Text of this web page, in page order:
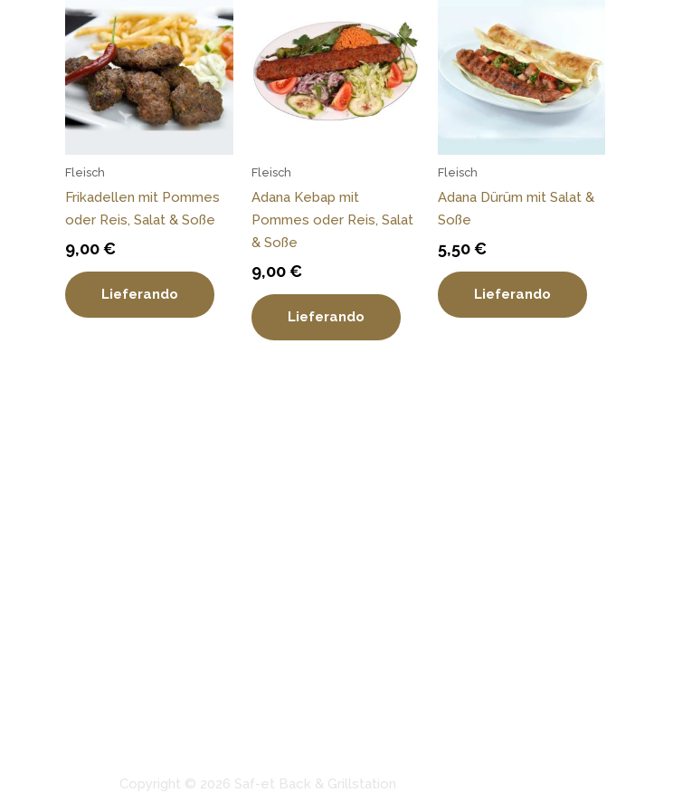
Fleisch
Frikadellen mit Pommes
oder Reis, Salat & Soße
9,00€
Lieferando
Fleisch
Adana Kebap mit
Pommes oder Reis, Salat
& Soße
9,00€
Lieferando
Fleisch
Adana Dürüm mit Salat &
Soße
5,50€
Lieferando
Copyright © 2026 Saf-et Back & Grillstation